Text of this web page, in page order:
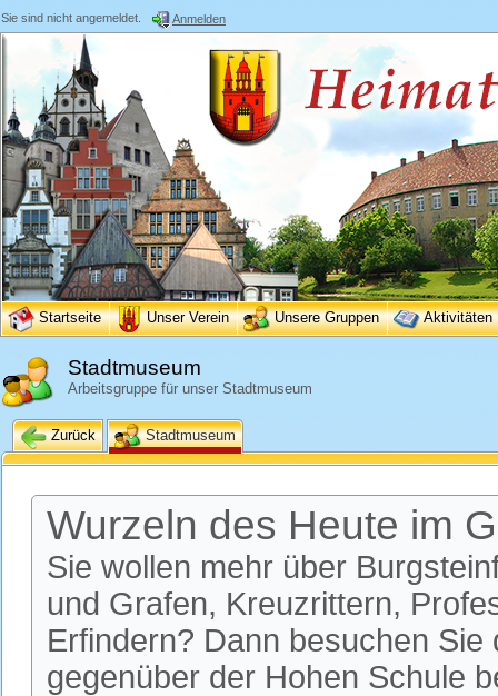
Sie sind nicht angemeldet. Anmelden
Startseite Unser Verein Unsere Gruppen Aktivitäten
Stadtmuseum
Arbeitsgruppe für unser Stadtmuseum
Zurück Stadtmuseum
Wurzeln des Heute im
Sie wollen mehr über
und Grafen, Kreuzrittern,
Erfindern? Dann besuchen
gegenüber der Hohen Schule